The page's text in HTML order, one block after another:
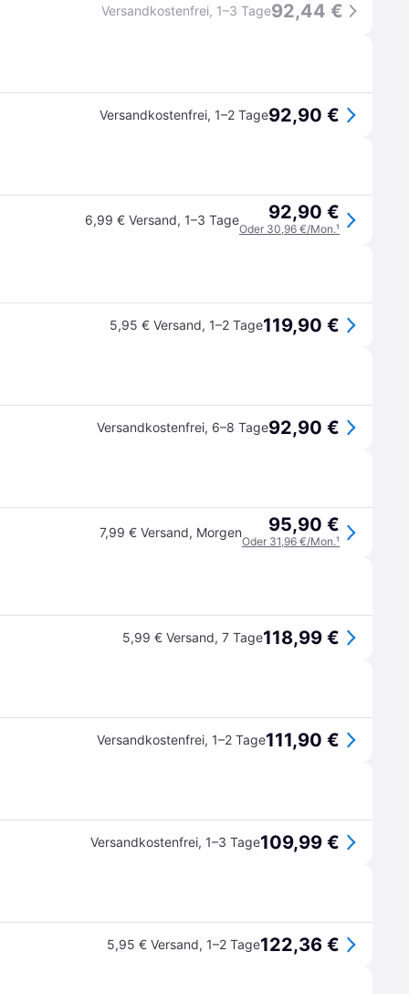
Versandkostenfrei, 1–3 Tage92,44 €
Versandkostenfrei, 1–2 Tage92,90 €
6,99 € Versand, 1–3 Tage 92,90 €
Oder 30,96 €/Mon.¹
5,95 € Versand, 1–2 Tage119,90 €
Versandkostenfrei, 6–8 Tage92,90 €
7,99 € Versand, Morgen 95,90 €
Oder 31,96 €/Mon.¹
5,99 € Versand, 7 Tage118,99 €
Versandkostenfrei, 1–2 Tage111,90 €
Versandkostenfrei, 1–3 Tage109,99 €
5,95 € Versand, 1–2 Tage122,36 €